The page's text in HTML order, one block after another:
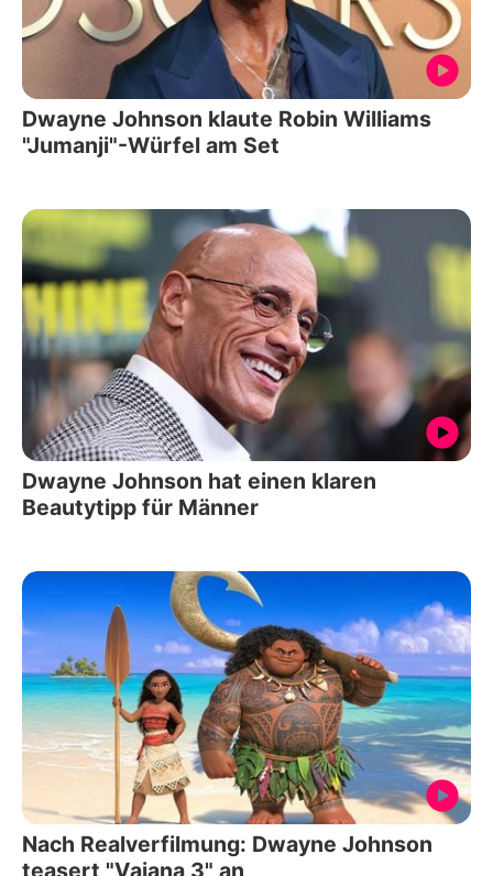
Dwayne Johnson klaute Robin Williams
"Jumanji"-Würfel am Set
Dwayne Johnson hat einen klaren
Beautytipp für Männer
Nach Realverfilmung: Dwayne Johnson
teasert "Vaiana 3" an